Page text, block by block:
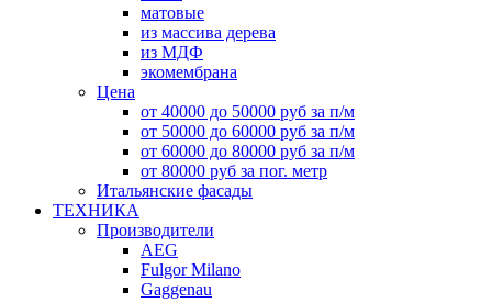
матовые
из массива дерева
из МДФ
экомембрана
Цена
от 40000 до 50000 руб за п/м
от 50000 до 60000 руб за п/м
от 60000 до 80000 руб за п/м
от 80000 руб за пог. метр
Итальянские фасады
ТЕХНИКА
Производители
AEG
Fulgor Milano
Gaggenau